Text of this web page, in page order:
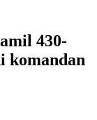
430-
komandan